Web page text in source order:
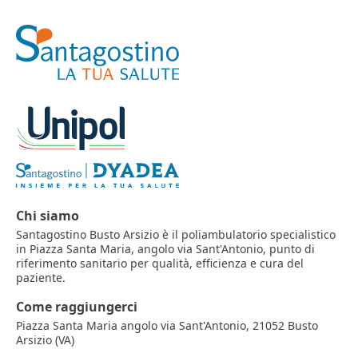
Chi siamo
Santagostino Busto Arsizio è il poliambulatorio specialistico
in Piazza Santa Maria, angolo via Sant'Antonio, punto di
riferimento sanitario per qualità, efficienza e cura del
paziente.
Come raggiungerci
Piazza Santa Maria angolo via Sant'Antonio, 21052 Busto
Arsizio (VA)